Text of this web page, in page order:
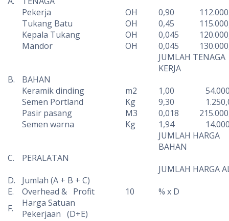
Pekerja
OH 0,90
Tukang Batu
OH 0,45
Kepala Tukang
OH 0,045
Mandor
OH 0,045
JUMLAH TENAGA
KERJA
B.
BAHAN
Keramik dinding
m2 1,00
Semen Portland
Kg 9,30
Pasir pasang
M3 0,018
Semen warna
Kg 1,94
JUMLAH HARGA
BAHAN
C.
PERALATAN
JUMLAH HARGA
D.
Jumlah (A + B + C)
E.
Overhead & Profit 10
% x D
F.
Harga Satuan
Pekerjaan (D+E)